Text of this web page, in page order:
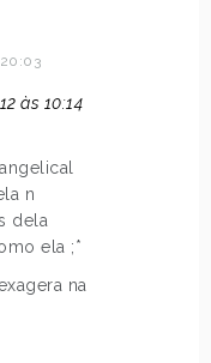
20:03
às 10:14
n
dela
ela ;*
na